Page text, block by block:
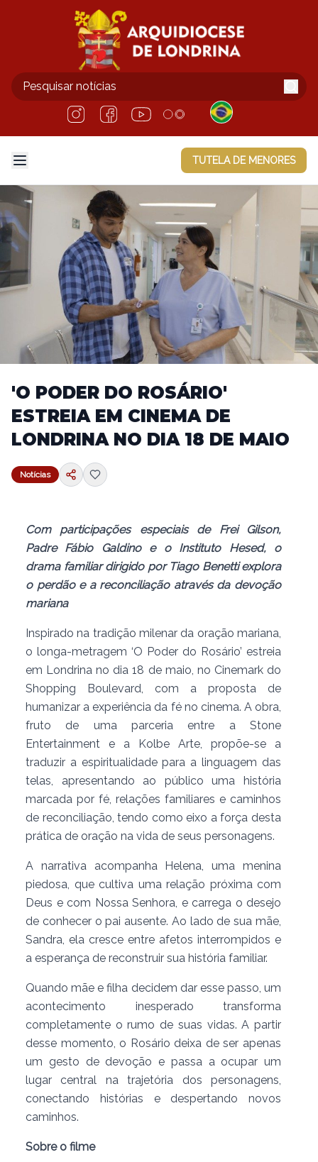
TUTELA DE MENORES
'O PODER DO ROSÁRIO'
ESTREIA EM CINEMA DE
LONDRINA NO DIA 18 DE MAIO
Notícias
Com participações especiais de Frei Gilson,
Padre Fábio Galdino e o Instituto Hesed, o
drama familiar dirigido por Tiago Benetti explora
o perdão e a reconciliação através da devoção
mariana
Inspirado na tradição milenar da oração mariana,
o longa-metragem ‘O Poder do Rosário’ estreia
em Londrina no dia 18 de maio, no Cinemark do
Shopping Boulevard, com a proposta de
humanizar a experiência da fé no cinema. A obra,
fruto de uma parceria entre a Stone
Entertainment e a Kolbe Arte, propõe-se a
traduzir a espiritualidade para a linguagem das
telas, apresentando ao público uma história
marcada por fé, relações familiares e caminhos
de reconciliação, tendo como eixo a força desta
prática de oração na vida de seus personagens.
A narrativa acompanha Helena, uma menina
piedosa, que cultiva uma relação próxima com
Deus e com Nossa Senhora, e carrega o desejo
de conhecer o pai ausente. Ao lado de sua mãe,
Sandra, ela cresce entre afetos interrompidos e
a esperança de reconstruir sua história familiar.
Quando mãe e filha decidem dar esse passo, um
acontecimento inesperado transforma
completamente o rumo de suas vidas. A partir
desse momento, o Rosário deixa de ser apenas
um gesto de devoção e passa a ocupar um
lugar central na trajetória dos personagens,
conectando histórias e despertando novos
caminhos.
Sobre o filme